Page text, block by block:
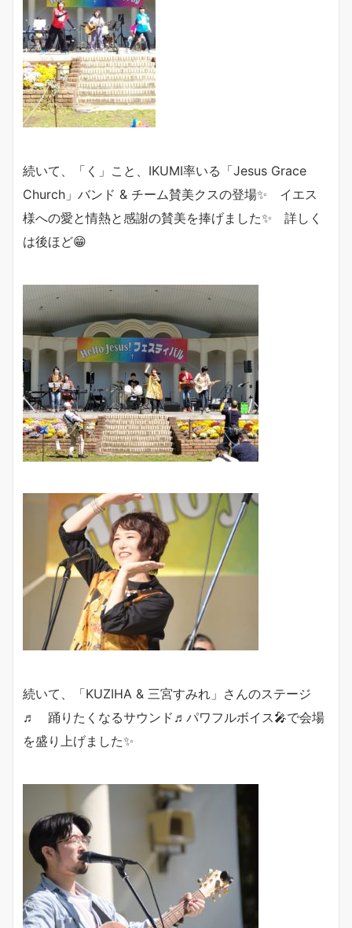
続いて、「く」こと、IKUMI率いる「Jesus Grace
Church」バンド & チーム賛美クスの登場✨ イエス
様への愛と情熱と感謝の賛美を捧げました✨ 詳しく
は後ほど😁
続いて、「KUZIHA & 三宮すみれ」さんのステージ
♬ 踊りたくなるサウンド♬パワフルボイス🎤で会場
を盛り上げました✨